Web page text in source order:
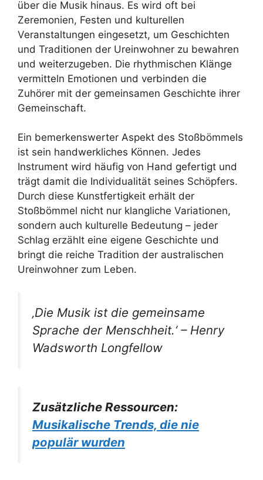
über die Musik hinaus. Es wird oft bei
Zeremonien, Festen und kulturellen
Veranstaltungen eingesetzt, um Geschichten
und Traditionen der Ureinwohner zu bewahren
und weiterzugeben. Die rhythmischen Klänge
vermitteln Emotionen und verbinden die
Zuhörer mit der gemeinsamen Geschichte ihrer
Gemeinschaft.
Ein bemerkenswerter Aspekt des Stoßbömmels
ist sein handwerkliches Können. Jedes
Instrument wird häufig von Hand gefertigt und
trägt damit die Individualität seines Schöpfers.
Durch diese Kunstfertigkeit erhält der
Stoßbömmel nicht nur klangliche Variationen,
sondern auch kulturelle Bedeutung – jeder
Schlag erzählt eine eigene Geschichte und
bringt die reiche Tradition der australischen
Ureinwohner zum Leben.
‚Die Musik ist die gemeinsame
Sprache der Menschheit.‘ – Henry
Wadsworth Longfellow
Zusätzliche Ressourcen:
Musikalische Trends, die nie
populär wurden